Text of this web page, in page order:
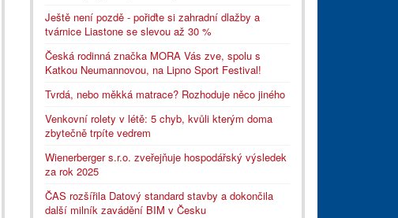
Ještě není pozdě - pořiďte si zahradní dlažby a
tvárnice Liastone se slevou až 30 %
Česká rodinná značka MORA Vás zve, spolu s
Katkou Neumannovou, na Lipno Sport Festival!
Tvrdá, nebo měkká matrace? Rozhoduje něco jiného
Venkovní rolety v létě: 5 chyb, kvůli kterým doma
zbytečně trpíte vedrem
Wienerberger s.r.o. zveřejňuje hospodářský výsledek
za rok 2025
ČAS rozšířila Datový standard stavby a dokončila
další milník zavádění BIM v Česku